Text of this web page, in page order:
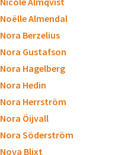
Noëlle Almendal
Nora Berzelius
Nora Gustafson
Nora Hagelberg
Nora Hedin
Nora Herrström
Nora Öijvall
Nora Söderström
Nova Blixt